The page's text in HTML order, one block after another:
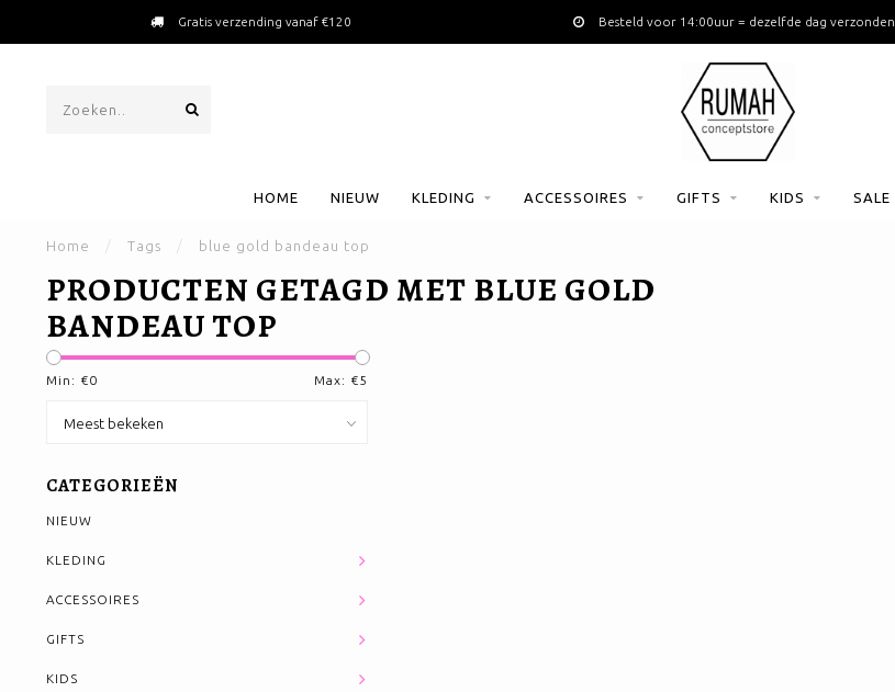
Gratis verzending vanaf €120 Besteld voor 14:00uur = dezelfde dag verzonden
HOME NIEUW KLEDING ACCESSOIRES GIFTS KIDS SALE
Home / Tags / blue gold bandeau top
PRODUCTEN GETAGD MET BLUE GOLD
BANDEAU TOP
Min: €0 Max: €5
CATEGORIEËN
NIEUW
KLEDING
ACCESSOIRES
GIFTS
KIDS